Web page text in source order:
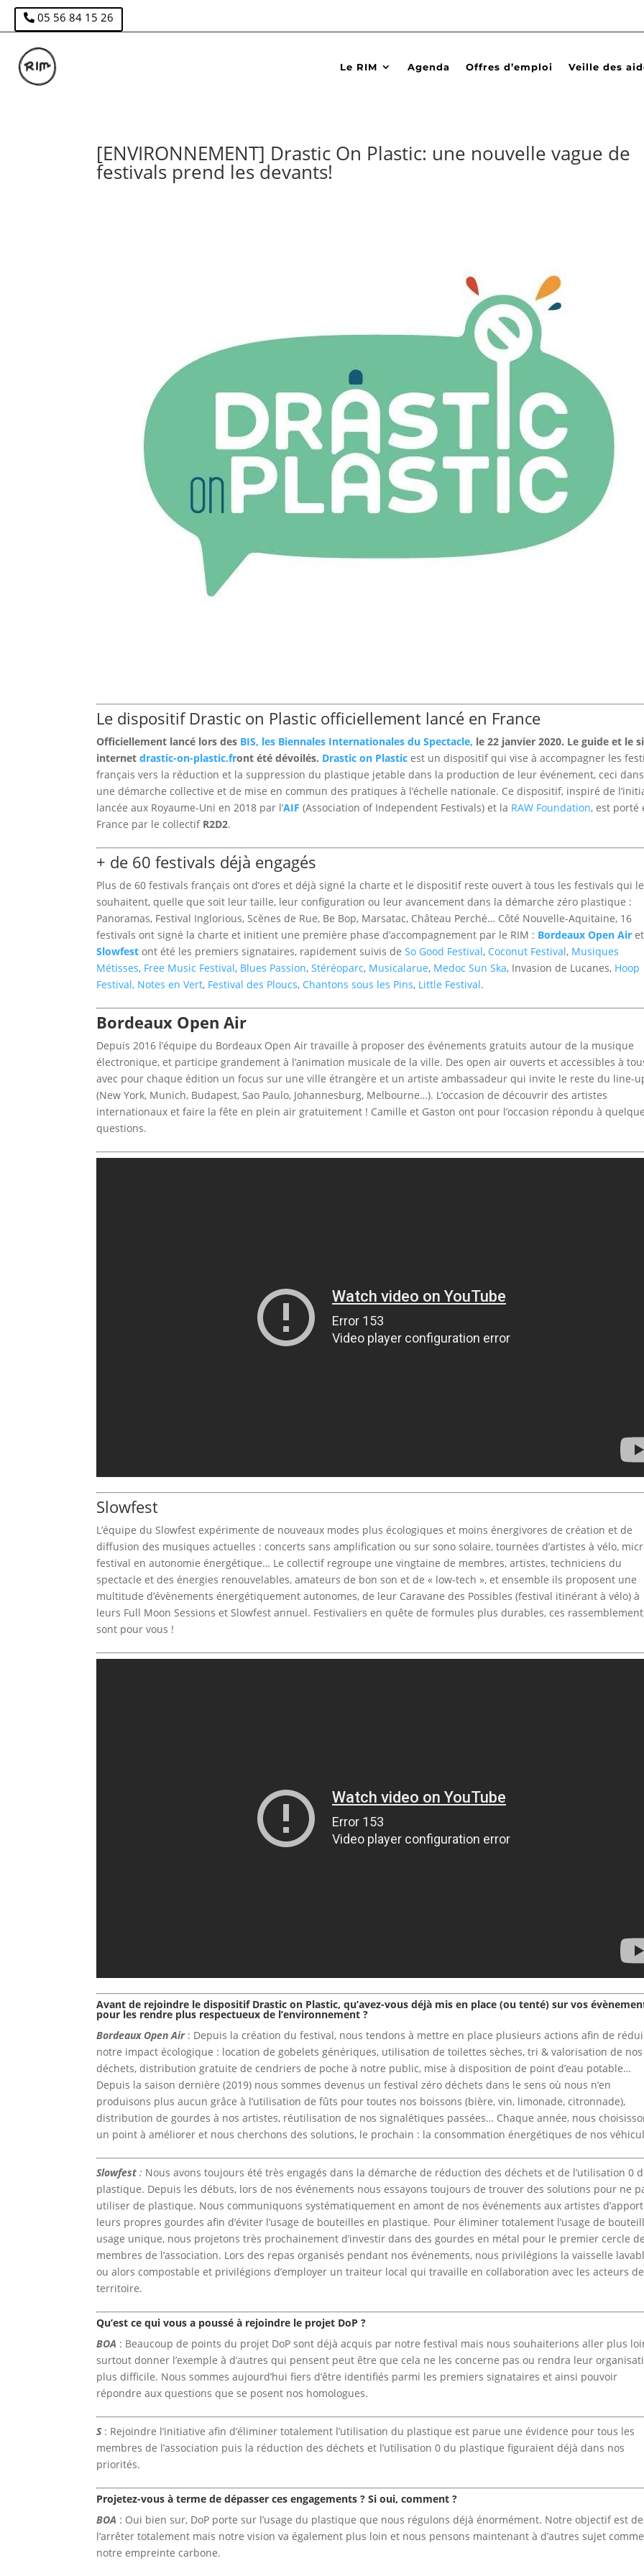
05 56 84 15 26
Le RIM Agenda Offres d’emploi Veille des
[ENVIRONNEMENT] Drastic On Plastic: une nouvelle vague de
festivals prend les devants!
Le dispositif Drastic on Plastic officiellement lancé en France
Officiellement lancé lors des BIS, les Biennales Internationales du Spectacle, le 22 janvier 2020. Le guide et le
internetdrastic-on-plastic.front été dévoilés. Drastic on Plastic est un dispositif qui vise à accompagner les
français vers la réduction et la suppression du plastique jetable dans la production de leur événement, ceci dans
une démarche collective et de mise en commun des pratiques à l’échelle nationale. Ce dispositif, inspiré de
lancée aux Royaume-Uni en 2018 par l’AIF (Association of Independent Festivals) et la RAW Foundation, est porté
France par le collectif R2D2.
+ de 60 festivals déjà engagés
Plus de 60 festivals français ont d’ores et déjà signé la charte et le dispositif reste ouvert à tous les festivals qui le
souhaitent, quelle que soit leur taille, leur configuration ou leur avancement dans la démarche zéro plastique :
Panoramas, Festival Inglorious, Scènes de Rue, Be Bop, Marsatac, Château Perché… Côté Nouvelle-Aquitaine, 16
festivals ont signé la charte et initient une première phase d’accompagnement par le RIM : Bordeaux Open Air et
Slowfest ont été les premiers signataires, rapidement suivis deSo Good Festival, Coconut Festival, Musiques
Métisses, Free Music Festival, Blues Passion,Stéréoparc, Musicalarue, Medoc Sun Ska, Invasion de Lucanes, Hoop
Festival, Notes en Vert, Festival des Ploucs, Chantons sous les Pins, Little Festival.
Bordeaux Open Air
Depuis 2016 l’équipe du Bordeaux Open Air travaille à proposer des événements gratuits autour de la musique
électronique, et participe grandement à l’animation musicale de la ville. Des open air ouverts et accessibles à
avec pour chaque édition un focus sur une ville étrangère et un artiste ambassadeur qui invite le reste du line-
(New York, Munich, Budapest, Sao Paulo, Johannesburg, Melbourne…). L’occasion de découvrir des artistes
internationaux et faire la fête en plein air gratuitement ! Camille et Gaston ont pour l’occasion répondu à
questions.
Slowfest
L’équipe du Slowfest expérimente de nouveaux modes plus écologiques et moins énergivores de création et de
diffusion des musiques actuelles : concerts sans amplification ou sur sono solaire, tournées d’artistes à vélo,
festival en autonomie énergétique… Le collectif regroupe une vingtaine de membres, artistes, techniciens du
spectacle et des énergies renouvelables, amateurs de bon son et de « low-tech », et ensemble ils proposent une
multitude d’évènements énergétiquement autonomes, de leur Caravane des Possibles (festival itinérant à vélo) à
leurs Full Moon Sessions et Slowfest annuel. Festivaliers en quête de formules plus durables, ces
sont pour vous !
Avant de rejoindre le dispositif Drastic on Plastic, qu’avez-vous déjà mis en place (ou tenté) sur vos
pour les rendre plus respectueux de l’environnement ?
Bordeaux Open Air : Depuis la création du festival, nous tendons à mettre en place plusieurs actions afin de
notre impact écologique : location de gobelets génériques, utilisation de toilettes sèches, tri & valorisation de nos
déchets, distribution gratuite de cendriers de poche à notre public, mise à disposition de point d’eau potable…
Depuis la saison dernière (2019) nous sommes devenus un festival zéro déchets dans le sens où nous n’en
produisons plus aucun grâce à l’utilisation de fûts pour toutes nos boissons (bière, vin, limonade, citronnade),
distribution de gourdes à nos artistes, réutilisation de nos signalétiques passées… Chaque année, nous
un point à améliorer et nous cherchons des solutions, le prochain : la consommation énergétiques de nos
Slowfest : Nous avons toujours été très engagés dans la démarche de réduction des déchets et de l’utilisation 0
plastique. Depuis les débuts, lors de nos événements nous essayons toujours de trouver des solutions pour ne
utiliser de plastique. Nous communiquons systématiquement en amont de nos événements aux artistes
leurs propres gourdes afin d’éviter l’usage de bouteilles en plastique. Pour éliminer totalement l’usage de
usage unique, nous projetons très prochainement d’investir dans des gourdes en métal pour le premier cercle
membres de l’association. Lors des repas organisés pendant nos événements, nous privilégions la vaisselle
ou alors compostable et privilégions d’employer un traiteur local qui travaille en collaboration avec les acteurs
territoire.
Qu’est ce qui vous a poussé à rejoindre le projet DoP ?
BOA : Beaucoup de points du projet DoP sont déjà acquis par notre festival mais nous souhaiterions aller plus
surtout donner l’exemple à d’autres qui pensent peut être que cela ne les concerne pas ou rendra leur
plus difficile. Nous sommes aujourd’hui fiers d’être identifiés parmi les premiers signataires et ainsi pouvoir
répondre aux questions que se posent nos homologues.
S: Rejoindre l’initiative afin d’éliminer totalement l’utilisation du plastique est parue une évidence pour tous les
membres de l’association puis la réduction des déchets et l’utilisation 0 du plastique figuraient déjà dans nos
priorités.
Projetez-vous à terme de dépasser ces engagements ? Si oui, comment ?
BOA : Oui bien sur, DoP porte sur l’usage du plastique que nous régulons déjà énormément. Notre objectif est de
l’arrêter totalement mais notre vision va également plus loin et nous pensons maintenant à d’autres sujet comme
notre empreinte carbone.